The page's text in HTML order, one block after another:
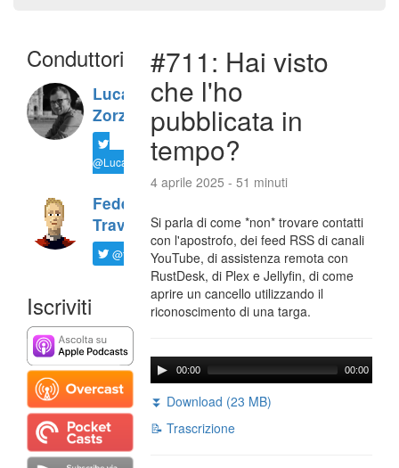
Conduttori
Luca
Zorzi
@LucaTNT
Federico
Travaini
@ftrava
Iscriviti
#711: Hai visto
che l'ho
pubblicata in
tempo?
4 aprile 2025 - 51 minuti
Si parla di come *non* trovare contatti
con l'apostrofo, dei feed RSS di canali
YouTube, di assistenza remota con
RustDesk, di Plex e Jellyfin, di come
aprire un cancello utilizzando il
riconoscimento di una targa.
00:00 00:00
⏬ Download (23 MB)
📝 Trascrizione